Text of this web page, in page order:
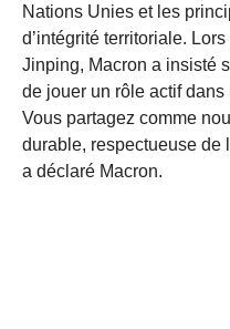
Nations Unies et les
d’intégrité territoriale.
Jinping, Macron a insisté
de jouer un rôle actif
Vous partagez comme
durable, respectueuse de
a déclaré Macron.